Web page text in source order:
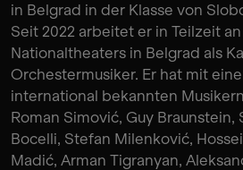
in Belgrad in der Klasse von
Seit 2022 arbeitet er in Teilzeit
Nationaltheaters in Belgrad als
Orchestermusiker. Er hat mit
international bekannten
Roman Simović, Guy Braunstein,
Bocelli, Stefan Milenković,
Madić, Arman Tigranyan,